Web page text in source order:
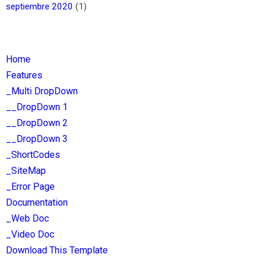
septiembre 2020 (1)
Home
Features
_Multi DropDown
__DropDown 1
__DropDown 2
__DropDown 3
_ShortCodes
_SiteMap
_Error Page
Documentation
_Web Doc
_Video Doc
Download This Template